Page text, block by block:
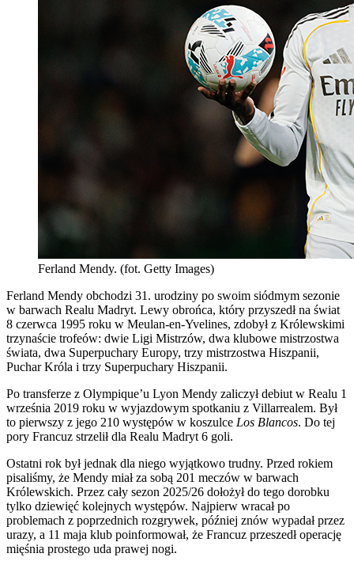
Ferland Mendy. (fot. Getty Images)
Ferland Mendy obchodzi 31. urodziny po swoim siódmym sezonie
w barwach Realu Madryt. Lewy obrońca, który przyszedł na świat
8 czerwca 1995 roku w Meulan-en-Yvelines, zdobył z Królewskimi
trzynaście trofeów: dwie Ligi Mistrzów, dwa klubowe mistrzostwa
świata, dwa Superpuchary Europy, trzy mistrzostwa Hiszpanii,
Puchar Króla i trzy Superpuchary Hiszpanii.
Po transferze z Olympique’u Lyon Mendy zaliczył debiut w Realu 1
września 2019 roku w wyjazdowym spotkaniu z Villarrealem. Był
to pierwszy z jego 210 występów w koszulce Los Blancos. Do tej
pory Francuz strzelił dla Realu Madryt 6 goli.
Ostatni rok był jednak dla niego wyjątkowo trudny. Przed rokiem
pisaliśmy, że Mendy miał za sobą 201 meczów w barwach
Królewskich. Przez cały sezon 2025/26 dołożył do tego dorobku
tylko dziewięć kolejnych występów. Najpierw wracał po
problemach z poprzednich rozgrywek, później znów wypadał przez
urazy, a 11 maja klub poinformował, że Francuz przeszedł operację
mięśnia prostego uda prawej nogi.